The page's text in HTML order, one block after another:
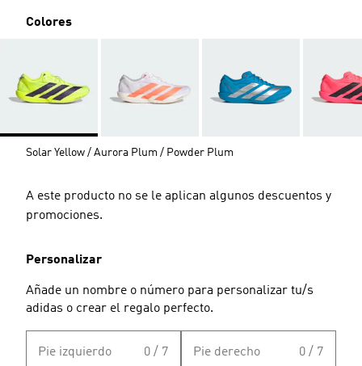
Colores
Solar Yellow / Aurora Plum / Powder Plum
A este producto no se le aplican algunos descuentos y
promociones.
Personalizar
Añade un nombre o número para personalizar tu/s
adidas o crear el regalo perfecto.
Pie izquierdo 0 / 7 Pie derecho 0 / 7